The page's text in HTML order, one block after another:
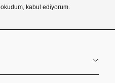
okudum, kabul ediyorum.